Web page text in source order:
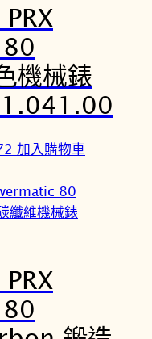
機械錶
目
價
格
T
$
2
加入購物車